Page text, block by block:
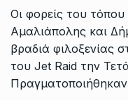
Οι φορείς του
Αμαλιάπολης και
βραδιά φιλοξενίας
του Jet Raid την
Πραγματοποιήθηκαν